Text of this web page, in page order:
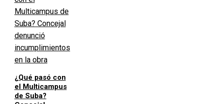
¿Qué pasó con
el Multicampus
de Suba?